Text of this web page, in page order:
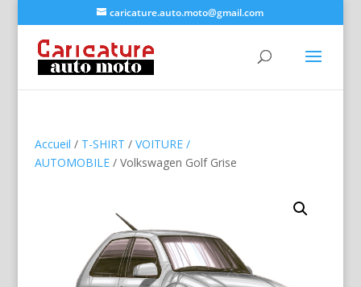
caricature.auto.moto@gmail.com
Accueil / T-SHIRT / VOITURE /
AUTOMOBILE/ Volkswagen Golf Grise